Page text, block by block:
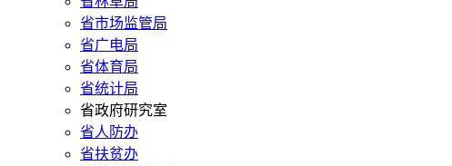
省市场监管局
省广电局
省体育局
省统计局
省政府研究室
省人防办
省扶贫办